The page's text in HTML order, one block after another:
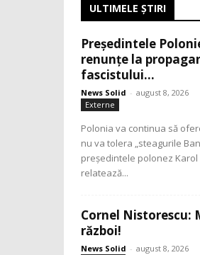
ULTIMELE ŞTIRI
Președintele
renunțe la
fascistului...
News Solid - august 8, 2026
Externe
Polonia va continua să
nu va tolera „steagurile
președintele polonez
relatează...
Cornel Nistorescu:
război!
News Solid - august 8, 2026